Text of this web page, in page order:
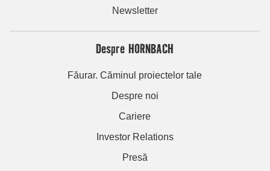
Newsletter
Despre HORNBACH
Făurar. Căminul proiectelor tale
Despre noi
Cariere
Investor Relations
Presă